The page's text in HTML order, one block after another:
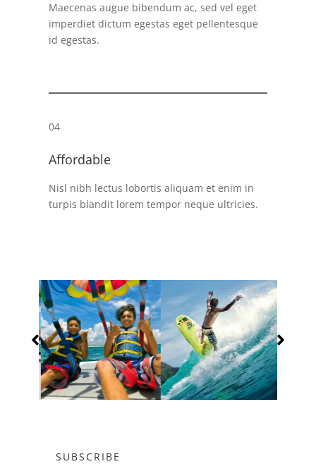
Maecenas augue bibendum ac, sed vel eget
imperdiet dictum egestas eget pellentesque
id egestas.
04
Affordable
Nisl nibh lectus lobortis aliquam et enim in
turpis blandit lorem tempor neque ultricies.
SUBSCRIBE